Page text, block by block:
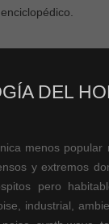
DEL
menos popular
y extremos
pero
industrial,